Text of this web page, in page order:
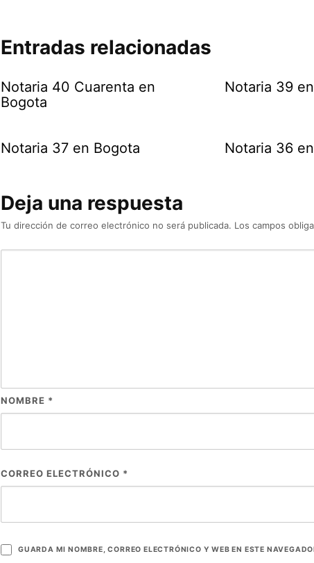
Entradas relacionadas
Notaria 40 Cuarenta en
Bogota
Notaria 39
Notaria 37 en Bogota Notaria 36
Deja una respuesta
Tu dirección de correo electrónico no será publicada. Los campos
NOMBRE *
CORREO ELECTRÓNICO *
GUARDA MI NOMBRE, CORREO ELECTRÓNICO Y WEB EN ESTE